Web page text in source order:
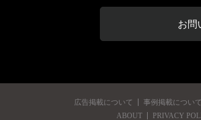
お問
広告掲載について 事例掲載について
ABOUT
PRIVACY